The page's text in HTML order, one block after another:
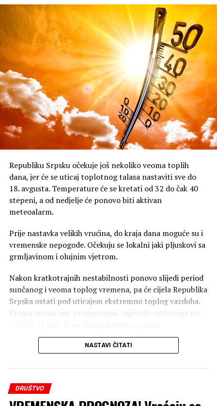
Republiku Srpsku očekuje još nekoliko veoma toplih
dana, jer će se uticaj toplotnog talasa nastaviti sve do
18. avgusta. Temperature će se kretati od 32 do čak 40
stepeni, a od nedjelje će ponovo biti aktivan
meteoalarm.
Prije nastavka velikih vrućina, do kraja dana moguće su i
vremenske nepogode. Očekuju se lokalni jaki pljuskovi sa
grmljavinom i olujnim vjetrom.
Nakon kratkotrajnih nestabilnosti ponovo slijedi period
sunčanog i veoma toplog vremena, pa će cijela Republika
Srpska ostati pod uticajem ekstremno toplog vazduha.
Prema trenutnim prognozama, osjetnije osvježenje ne
„Blaži pad temperature očekuje se tek krajem druge
određen u narednim prognozama“, navode iz
Republičkog hidrometeorološkog zavoda Republike
Srpske, prenosi Srpskainfo.
NASTAVI ČITATI
DRUŠTVO